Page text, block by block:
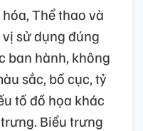
Thể thao và
sử dụng đúng
ban hành, không
sắc, bố cục, tỷ
tố đồ họa khác
Biểu trưng